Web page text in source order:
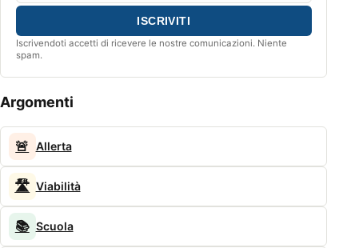
Iscrivendoti accetti di ricevere le nostre comunicazioni. Niente
spam.
Argomenti
🚨 Allerta
🛣️ Viabilità
📚 Scuola